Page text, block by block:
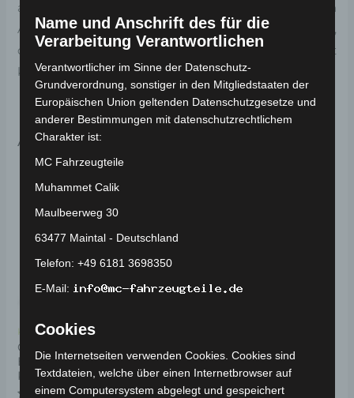
auch die Möglichkeit, das Fahrzeug gegen einen
Aufpreis montiert und fahrfertig geliefert zu erhalten,
damit Sie direkt in den Genuss Ihrer Mobilität
kommen können.
Ähnliche Produkte
Angebot!
Kostenloser Versand
Angebot!
COCO BIKE CP-6
ELEKTRO-CHOPPER 45
KM/H
mehrere
Varianten
der
ROLLER 45 KM/H
Bewertet
Name und Anschrift des für die
Verarbeitung Verantwortlichen
Verantwortlicher im Sinne der Datenschutz-
Grundverordnung, sonstiger in den Mitgliedstaaten der
Europäischen Union geltenden Datenschutzgesetze und
anderer Bestimmungen mit datenschutzrechtlichem
Charakter ist:
MC Fahrzeugteile
Muhammet Calik
Maulbeerweg 30
63477 Maintal - Deutschland
Telefon: +49 6181 3698350
E-Mail:
Cookies
Die Internetseiten verwenden Cookies. Cookies sind
Textdateien, welche über einen Internetbrowser auf
einem Computersystem abgelegt und gespeichert